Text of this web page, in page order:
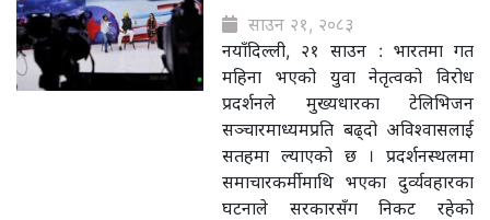
साउन २१, २०८३
नयाँदिल्ली, २१ साउन : भारतमा गत
महिना भएको युवा नेतृत्वको विरोध
प्रदर्शनले मुख्यधारका टेलिभिजन
सञ्चारमाध्यमप्रति बढ्दो अविश्वासलाई
सतहमा ल्याएको छ । प्रदर्शनस्थलमा
समाचारकर्मीमाथि भएका दुर्व्यवहारका
घटनाले सरकारसँग निकट रहेको